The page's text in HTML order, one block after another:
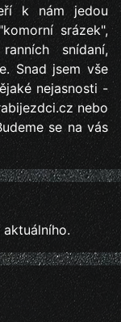
k nám jedou
srázek",
snídaní,
Snad jsem vše
nejasnosti -
nebo
se na vás